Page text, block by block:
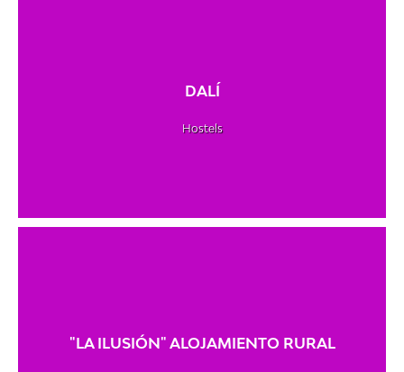
DALÍ
Hostels
"LA ILUSIÓN" ALOJAMIENTO RURAL